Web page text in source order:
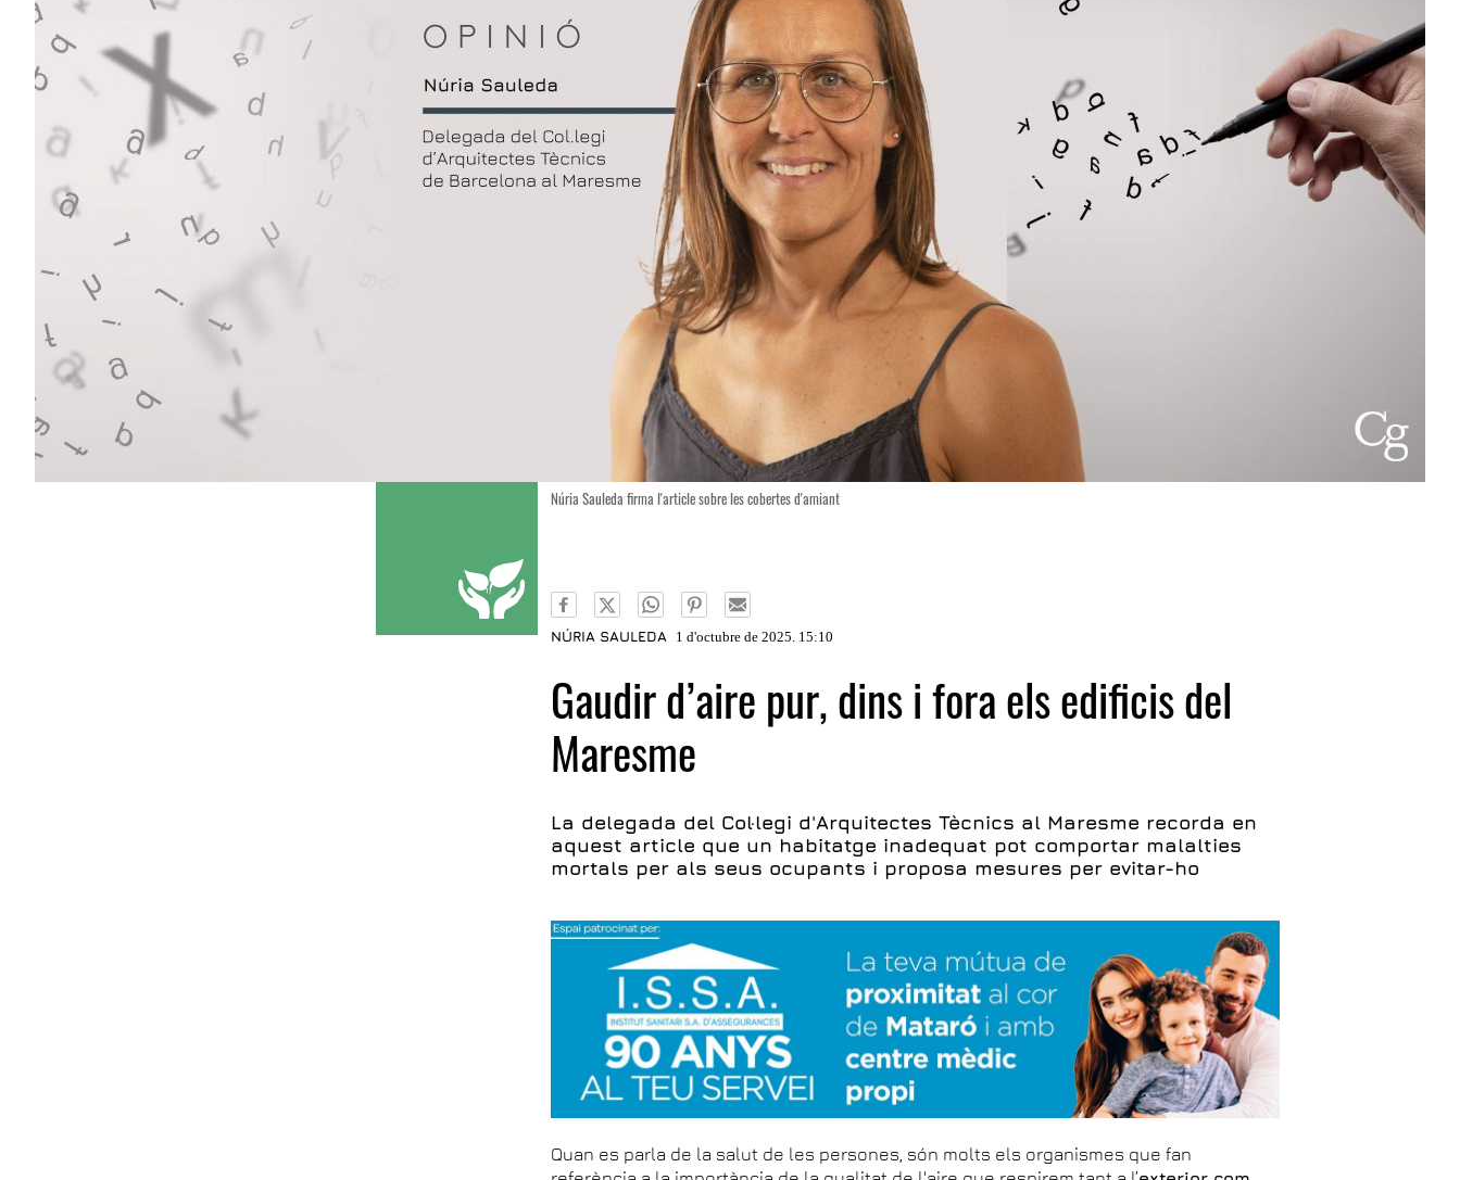
Núria Sauleda firma l'article sobre les cobertes d'amiant
NÚRIA SAULEDA 1 d'octubre de 2025. 15:10
Gaudir d’aire pur, dins i fora els edificis del
Maresme
La delegada del Col·legi d'Arquitectes Tècnics al Maresme recorda en
aquest article que un habitatge inadequat pot comportar malalties
mortals per als seus ocupants i proposa mesures per evitar-ho
Quan es parla de la salut de les persones, són molts els organismes que fan